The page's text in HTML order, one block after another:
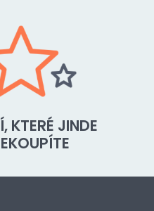
KTERÉ JINDE